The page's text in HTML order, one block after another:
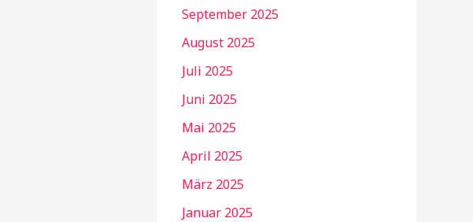
September 2025
August 2025
Juli 2025
Juni 2025
Mai 2025
April 2025
März 2025
Januar 2025